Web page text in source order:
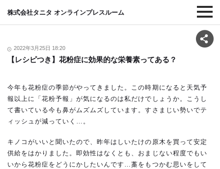
株式会社タニタ オンラインプレスルーム
2022年3月25日 18:20
【レシピつき】花粉症に効果的な栄養素ってある？
今年も花粉症の季節がやってきました。この時期になると天気予
報以上に「花粉予報」が気になるのは私だけでしょうか。こうし
て書いている今も鼻がムズムズしています。すさまじい勢いでテ
ィッシュが減っていく…。
キノコがいいと聞いたので、昨年はしいたけの原木を買って安定
供給をはかりました。即効性はなくとも、おまじない程度でもい
いから花粉症をどうにかしたいんです…藁をもつかむ思いをして